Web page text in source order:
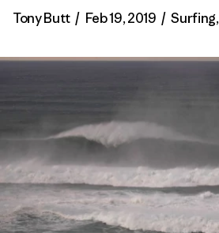
Tony Butt / Feb 19, 2019 / Surfing